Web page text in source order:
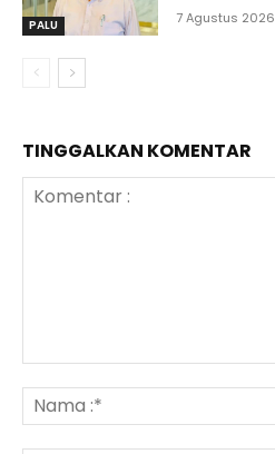
PALU 7 Agustus 2026
TINGGALKAN KOMENTAR